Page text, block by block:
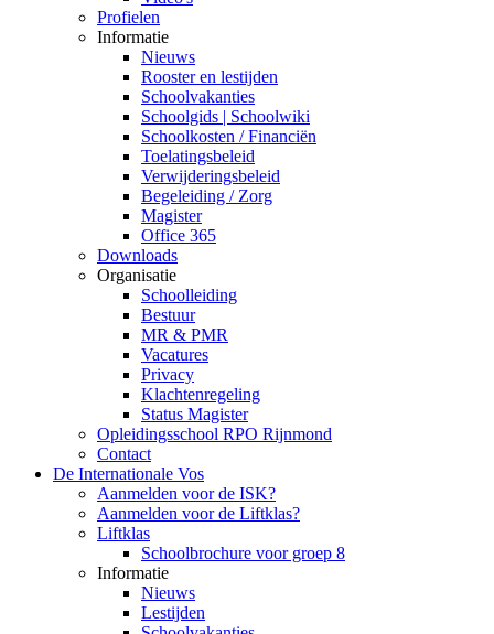
Profielen
Informatie
Nieuws
Rooster en lestijden
Schoolvakanties
Schoolgids | Schoolwiki
Schoolkosten / Financiën
Toelatingsbeleid
Verwijderingsbeleid
Begeleiding / Zorg
Magister
Office 365
Downloads
Organisatie
Schoolleiding
Bestuur
MR & PMR
Vacatures
Privacy
Klachtenregeling
Status Magister
Opleidingsschool RPO Rijnmond
Contact
De Internationale Vos
Aanmelden voor de ISK?
Aanmelden voor de Liftklas?
Liftklas
Schoolbrochure voor groep 8
Informatie
Nieuws
Lestijden